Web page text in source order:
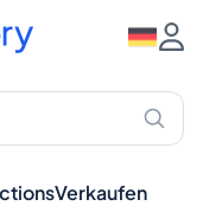
Verkaufen